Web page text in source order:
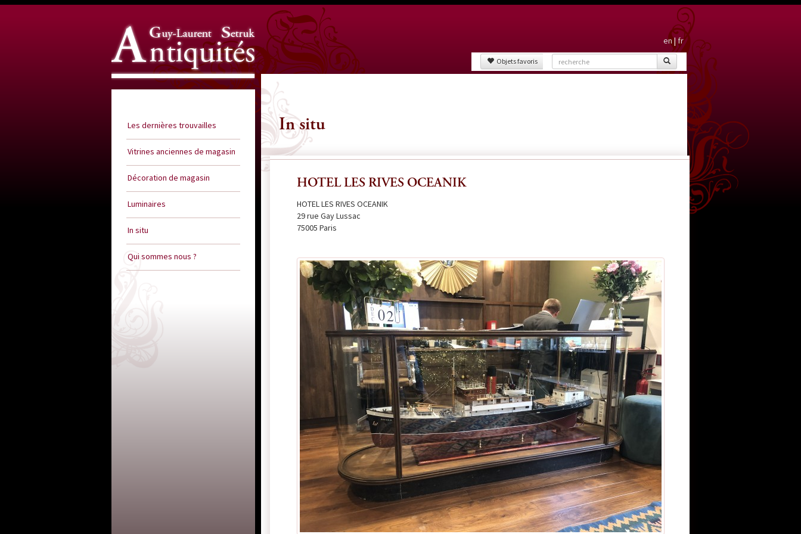
Les dernières trouvailles
Vitrines anciennes de magasin
Décoration de magasin
Luminaires
In situ
Qui sommes nous ?
en|fr
Objets favoris
In situ
HOTEL LES RIVES OCEANIK
HOTEL LES RIVES OCEANIK
29 rue Gay Lussac
75005 Paris